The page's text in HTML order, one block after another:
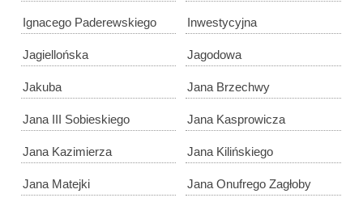
Ignacego Paderewskiego Inwestycyjna
Jagiellońska Jagodowa
Jakuba Jana Brzechwy
Jana III Sobieskiego Jana Kasprowicza
Jana Kazimierza Jana Kilińskiego
Jana Matejki Jana Onufrego Zagłoby